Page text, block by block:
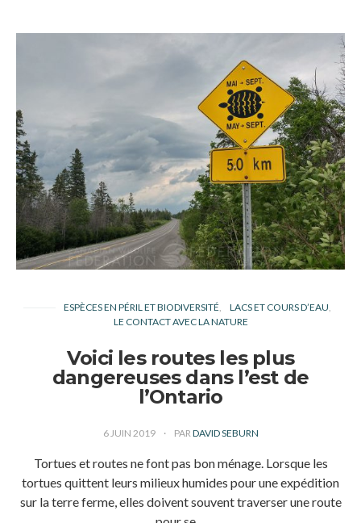
ESPÈCES EN PÉRIL ET BIODIVERSITÉ
LACS ET COURS D’EAU
LE CONTACT AVEC LA NATURE
Voici les routes les plus
dangereuses dans l’est de
l’Ontario
6 JUIN 2019 PAR DAVID SEBURN
Tortues et routes ne font pas bon ménage. Lorsque les
tortues quittent leurs milieux humides pour une expédition
sur la terre ferme, elles doivent souvent traverser une route